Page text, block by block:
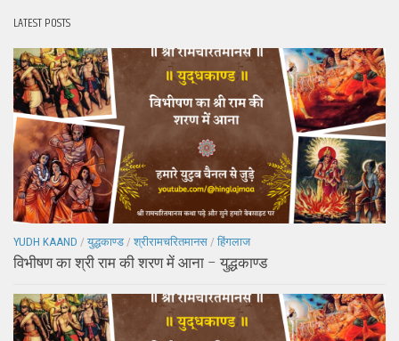
LATEST POSTS
YUDH KAAND / युद्धकाण्ड / श्रीरामचरितमानस / हिंगलाज
विभीषण का श्री राम की शरण में आना – युद्धकाण्ड